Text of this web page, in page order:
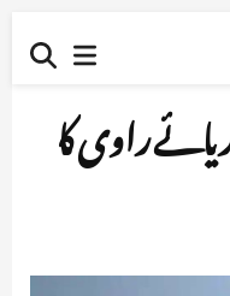
راوی کا